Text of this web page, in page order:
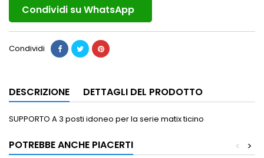
Condividi su WhatsApp
Condividi
DESCRIZIONE DETTAGLI DEL PRODOTTO
SUPPORTO A 3 posti idoneo per la serie matix ticino
POTREBBE ANCHE PIACERTI >
<